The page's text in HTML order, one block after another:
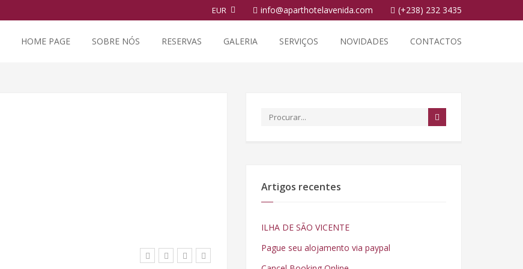
EUR info@aparthotelavenida.com (+238) 232 3435
HOME PAGE SOBRE NÓS RESERVAS GALERIA SERVIÇOS NOVIDADES CONTACTOS
Artigos recentes
ILHA DE SÃO VICENTE
Pague seu alojamento via paypal